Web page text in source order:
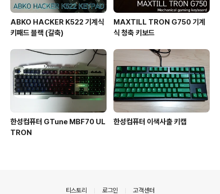
ABKO HACKER K522 기계식
키패드 블랙 (갈축)
MAXTILL TRON G750 기계
식 청축 키보드
한성컴퓨터 GTune MBF70 UL
TRON
한성컴퓨터 이색사출 키캡
티스토리 로그인 고객센터